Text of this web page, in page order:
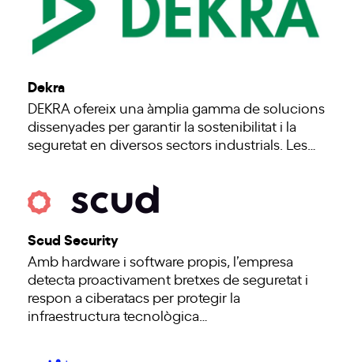
Dekra
DEKRA ofereix una àmplia gamma de solucions
dissenyades per garantir la sostenibilitat i la
seguretat en diversos sectors industrials. Les…
Scud Security
Amb hardware i software propis, l’empresa
detecta proactivament bretxes de seguretat i
respon a ciberatacs per protegir la
infraestructura tecnològica…